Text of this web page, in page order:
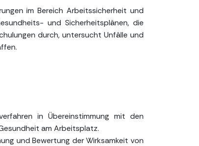
im Bereich Arbeitssicherheit und
und Sicherheitsplänen, die
durch, untersucht Unfälle und
in Übereinstimmung mit den
am Arbeitsplatz.
und Bewertung der Wirksamkeit von